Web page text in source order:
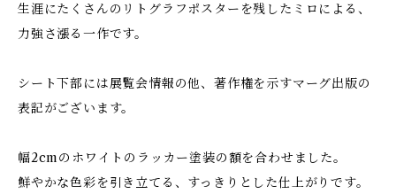
生涯にたくさんのリトグラフポスターを残したミロによる、
力強さ漲る一作です。
シート下部には展覧会情報の他、著作権を示すマーグ出版の
表記がございます。
幅2cmのホワイトのラッカー塗装の額を合わせました。
鮮やかな色彩を引き立てる、すっきりとした仕上がりです。